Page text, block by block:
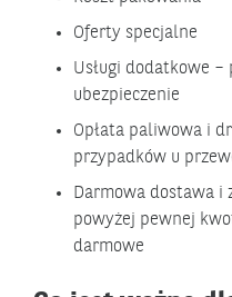
Oferty specjalne
Usługi dodatkowe
ubezpieczenie
Opłata paliwowa i
przypadków u
Darmowa dostawa i
powyżej pewnej
darmowe